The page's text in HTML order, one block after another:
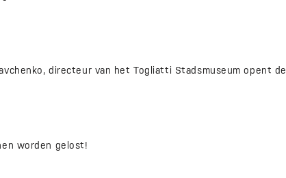
directeur van het Togliatti Stadsmuseum opent de
worden gelost!